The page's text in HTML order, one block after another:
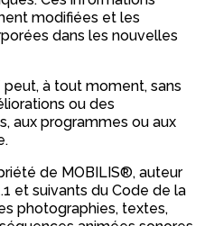
modifiées et les
dans les nouvelles
peut, à tout moment, sans
ou des
aux programmes ou aux
de MOBILIS®, auteur
et suivants du Code de la
photographies, textes,